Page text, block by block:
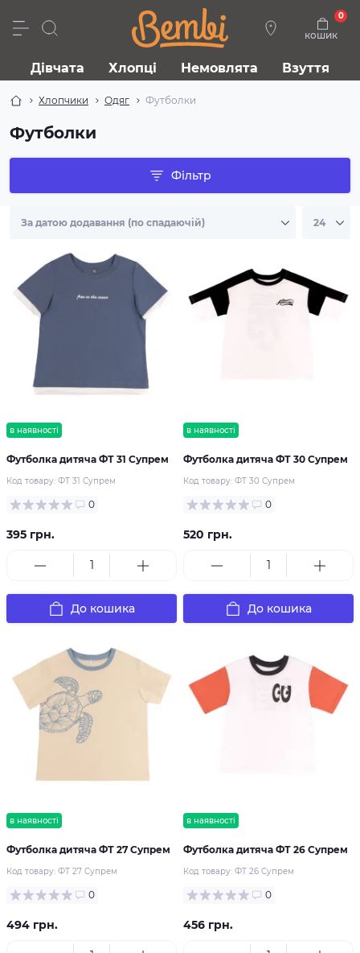
кошик
0
Дівчата Хлопці Немовлята Взуття
Хлопчики Одяг Футболки
Футболки
Фільтр
в наявності
Футболка дитяча ФТ 31 Супрем
Код товару: ФТ 31 Супрем
0
395 грн.
До кошика
в наявності
Футболка дитяча ФТ 30 Супрем
Код товару: ФТ 30 Супрем
0
520 грн.
До кошика
в наявності
Футболка дитяча ФТ 27 Супрем
Код товару: ФТ 27 Супрем
0
494 грн.
в наявності
Футболка дитяча ФТ 26 Супрем
Код товару: ФТ 26 Супрем
0
456 грн.